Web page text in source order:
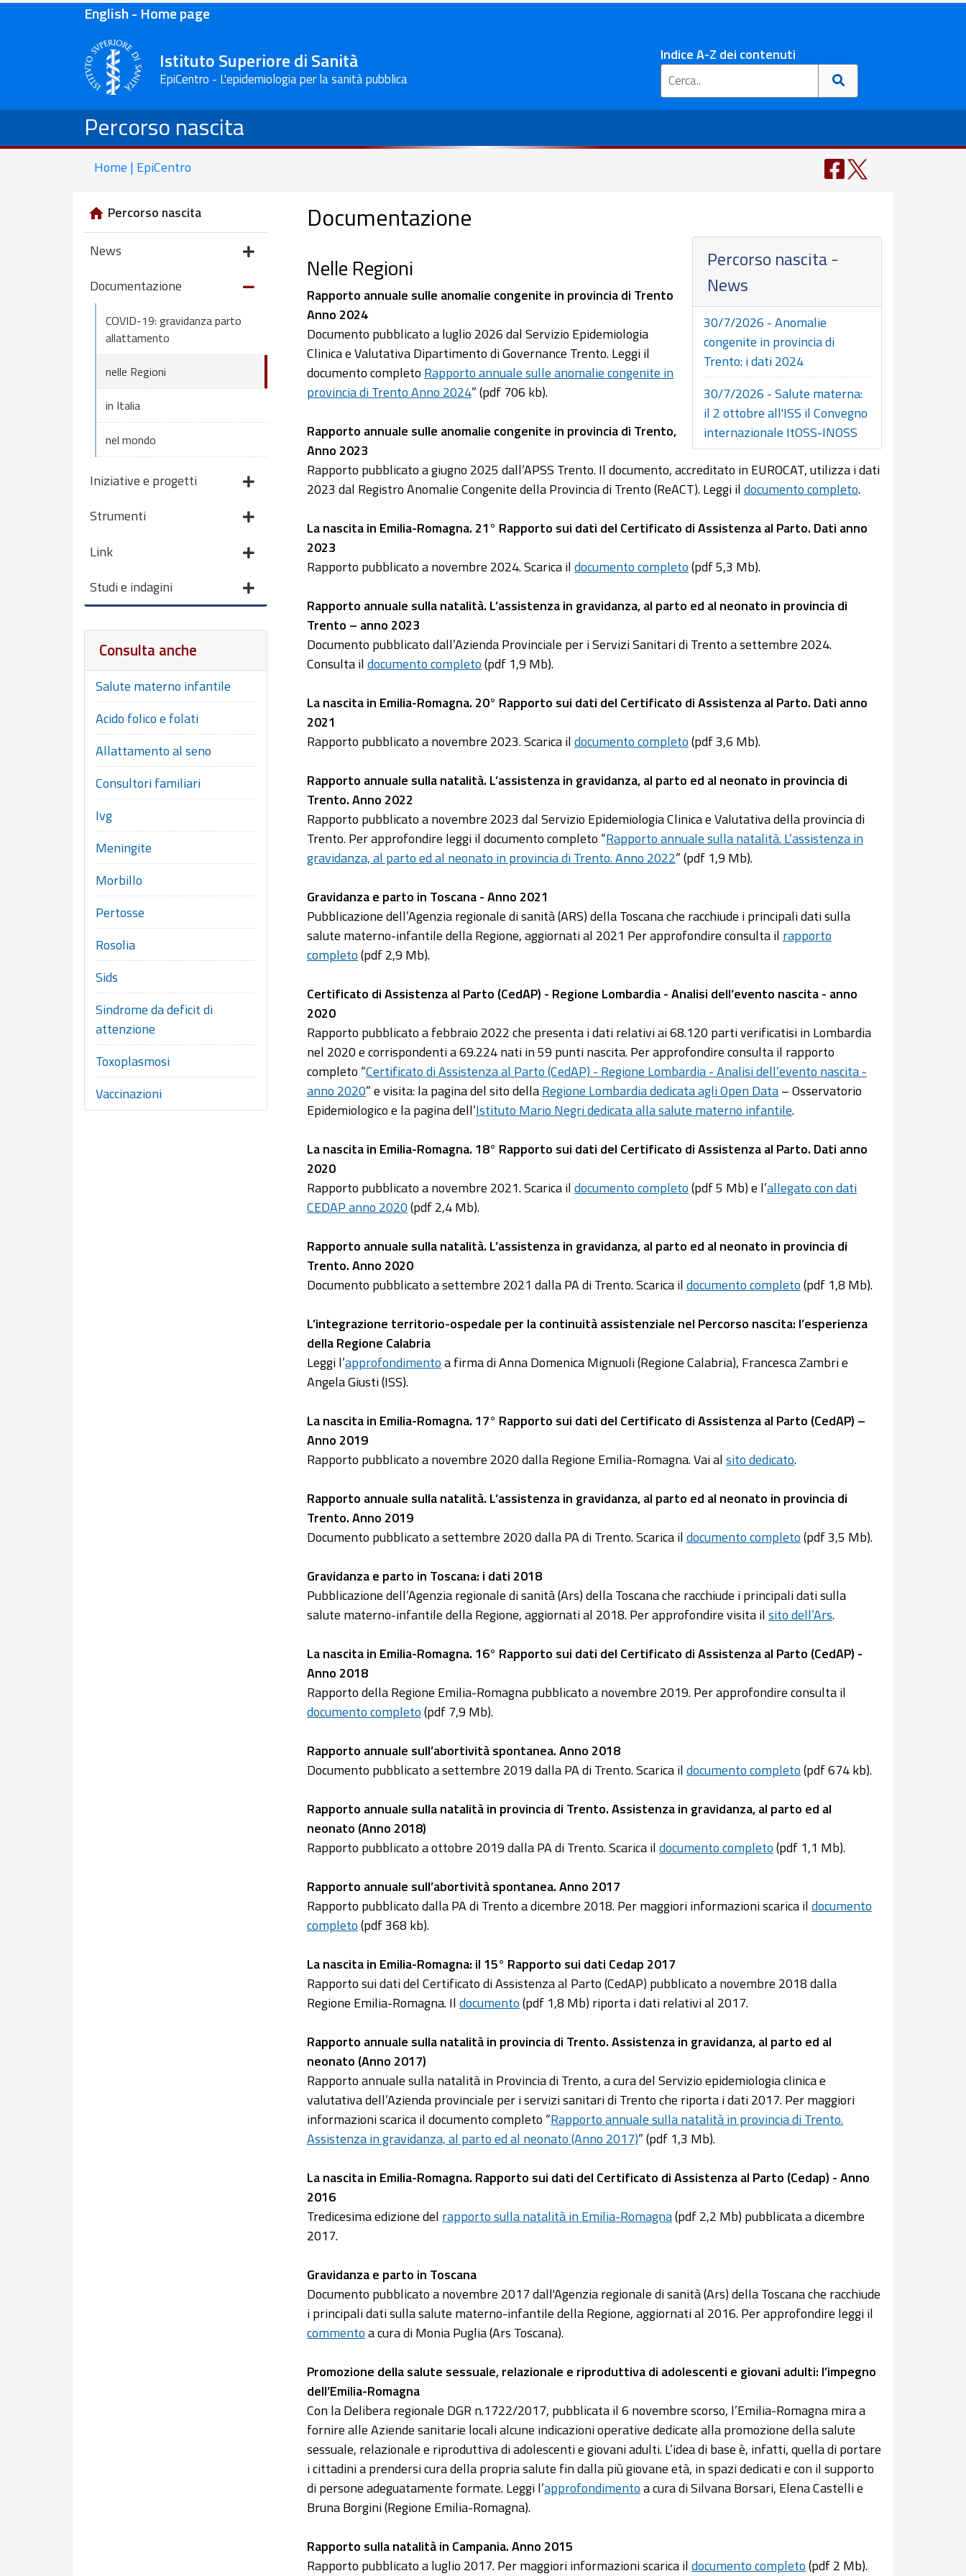
English - Home page
Istituto Superiore di Sanità
EpiCentro - L'epidemiologia per la sanità pubblica
Indice A-Z dei contenuti
Percorso nascita
Home | EpiCentro
Percorso nascita
News
Documentazione
COVID-19: gravidanza parto
allattamento
nelle Regioni
in Italia
nel mondo
Iniziative e progetti
Strumenti
Link
Studi e indagini
Consulta anche
Salute materno infantile
Acido folico e folati
Allattamento al seno
Consultori familiari
Ivg
Meningite
Morbillo
Pertosse
Rosolia
Sids
Sindrome da deficit di
attenzione
Toxoplasmosi
Vaccinazioni
Documentazione
Percorso nascita -
News
30/7/2026 - Anomalie
congenite in provincia di
Trento: i dati 2024
30/7/2026 - Salute materna:
il 2 ottobre all'ISS il Convegno
internazionale ItOSS-INOSS
Nelle Regioni
Rapporto annuale sulle anomalie congenite in provincia di Trento
Anno 2024
Documento pubblicato a luglio 2026 dal Servizio Epidemiologia
Clinica e Valutativa Dipartimento di Governance Trento. Leggi il
documento completo Rapporto annuale sulle anomalie congenite in
provincia di Trento Anno 2024” (pdf 706 kb).
Rapporto annuale sulle anomalie congenite in provincia di Trento,
Anno 2023
Rapporto pubblicato a giugno 2025 dall’APSS Trento. Il documento, accreditato in EUROCAT, utilizza i dati
2023 dal Registro Anomalie Congenite della Provincia di Trento (ReACT). Leggi ildocumento completo.
La nascita in Emilia-Romagna. 21° Rapporto sui dati del Certificato di Assistenza al Parto. Dati anno
2023
Rapporto pubblicato a novembre 2024. Scarica ildocumento completo(pdf 5,3 Mb).
Rapporto annuale sulla natalità. L’assistenza in gravidanza, al parto ed al neonato in provincia di
Trento – anno 2023
Documento pubblicato dall’Azienda Provinciale per i Servizi Sanitari di Trento a settembre 2024.
Consulta ildocumento completo(pdf 1,9 Mb).
La nascita in Emilia-Romagna. 20° Rapporto sui dati del Certificato di Assistenza al Parto. Dati anno
2021
Rapporto pubblicato a novembre 2023. Scarica ildocumento completo(pdf 3,6 Mb).
Rapporto annuale sulla natalità. L’assistenza in gravidanza, al parto ed al neonato in provincia di
Trento. Anno 2022
Rapporto pubblicato a novembre 2023 dal Servizio Epidemiologia Clinica e Valutativa della provincia di
Trento. Per approfondire leggi il documento completo “Rapporto annuale sulla natalità. L’assistenza in
gravidanza, al parto ed al neonato in provincia di Trento. Anno 2022” (pdf 1,9 Mb).
Gravidanza e parto in Toscana - Anno 2021
Pubblicazione dell’Agenzia regionale di sanità (ARS) della Toscana che racchiude i principali dati sulla
salute materno-infantile della Regione, aggiornati al 2021 Per approfondire consulta il rapporto
completo(pdf 2,9 Mb).
Certificato di Assistenza al Parto (CedAP) - Regione Lombardia - Analisi dell’evento nascita - anno
2020
Rapporto pubblicato a febbraio 2022 che presenta i dati relativi ai 68.120 parti verificatisi in Lombardia
nel 2020 e corrispondenti a 69.224 nati in 59 punti nascita. Per approfondire consulta il rapporto
completo “Certificato di Assistenza al Parto (CedAP) - Regione Lombardia - Analisi dell’evento nascita -
anno 2020” e visita: la pagina del sito dellaRegione Lombardia dedicata agli Open Data– Osservatorio
Epidemiologico e la pagina dell’Istituto Mario Negri dedicata alla salute materno infantile.
La nascita in Emilia-Romagna. 18° Rapporto sui dati del Certificato di Assistenza al Parto. Dati anno
2020
Rapporto pubblicato a novembre 2021. Scarica ildocumento completo(pdf 5 Mb) e l’allegato con dati
CEDAP anno 2020(pdf 2,4 Mb).
Rapporto annuale sulla natalità. L’assistenza in gravidanza, al parto ed al neonato in provincia di
Trento. Anno 2020
Documento pubblicato a settembre 2021 dalla PA di Trento. Scarica ildocumento completo(pdf 1,8 Mb).
L’integrazione territorio-ospedale per la continuità assistenziale nel Percorso nascita: l’esperienza
della Regione Calabria
Leggi l’approfondimentoa firma di Anna Domenica Mignuoli (Regione Calabria), Francesca Zambri e
Angela Giusti (ISS).
La nascita in Emilia-Romagna. 17° Rapporto sui dati del Certificato di Assistenza al Parto (CedAP) –
Anno 2019
Rapporto pubblicato a novembre 2020 dalla Regione Emilia-Romagna. Vai alsito dedicato.
Rapporto annuale sulla natalità. L’assistenza in gravidanza, al parto ed al neonato in provincia di
Trento. Anno 2019
Documento pubblicato a settembre 2020 dalla PA di Trento. Scarica ildocumento completo(pdf 3,5 Mb).
Gravidanza e parto in Toscana: i dati 2018
Pubblicazione dell’Agenzia regionale di sanità (Ars) della Toscana che racchiude i principali dati sulla
salute materno-infantile della Regione, aggiornati al 2018. Per approfondire visita ilsito dell’Ars.
La nascita in Emilia-Romagna. 16° Rapporto sui dati del Certificato di Assistenza al Parto (CedAP) -
Anno 2018
Rapporto della Regione Emilia-Romagna pubblicato a novembre 2019. Per approfondire consulta il
documento completo(pdf 7,9 Mb).
Rapporto annuale sull’abortività spontanea. Anno 2018
Documento pubblicato a settembre 2019 dalla PA di Trento. Scarica ildocumento completo(pdf 674 kb).
Rapporto annuale sulla natalità in provincia di Trento. Assistenza in gravidanza, al parto ed al
neonato (Anno 2018)
Rapporto pubblicato a ottobre 2019 dalla PA di Trento. Scarica ildocumento completo(pdf 1,1 Mb).
Rapporto annuale sull’abortività spontanea. Anno 2017
Rapporto pubblicato dalla PA di Trento a dicembre 2018. Per maggiori informazioni scarica ildocumento
completo(pdf 368 kb).
La nascita in Emilia-Romagna: il 15° Rapporto sui dati Cedap 2017
Rapporto sui dati del Certificato di Assistenza al Parto (CedAP) pubblicato a novembre 2018 dalla
Regione Emilia-Romagna. Ildocumento(pdf 1,8 Mb) riporta i dati relativi al 2017.
Rapporto annuale sulla natalità in provincia di Trento. Assistenza in gravidanza, al parto ed al
neonato (Anno 2017)
Rapporto annuale sulla natalità in Provincia di Trento, a cura del Servizio epidemiologia clinica e
valutativa dell’Azienda provinciale per i servizi sanitari di Trento che riporta i dati 2017. Per maggiori
informazioni scarica il documento completo “Rapporto annuale sulla natalità in provincia di Trento.
Assistenza in gravidanza, al parto ed al neonato (Anno 2017)” (pdf 1,3 Mb).
La nascita in Emilia-Romagna. Rapporto sui dati del Certificato di Assistenza al Parto (Cedap) - Anno
2016
Tredicesima edizione del rapporto sulla natalità in Emilia-Romagna(pdf 2,2 Mb) pubblicata a dicembre
2017.
Gravidanza e parto in Toscana
Documento pubblicato a novembre 2017 dall'Agenzia regionale di sanità (Ars) della Toscana che racchiude
i principali dati sulla salute materno-infantile della Regione, aggiornati al 2016. Per approfondire leggi il
commentoa cura di Monia Puglia (Ars Toscana).
Promozione della salute sessuale, relazionale e riproduttiva di adolescenti e giovani adulti: l’impegno
dell’Emilia-Romagna
Con la Delibera regionale DGR n.1722/2017, pubblicata il 6 novembre scorso, l’Emilia-Romagna mira a
fornire alle Aziende sanitarie locali alcune indicazioni operative dedicate alla promozione della salute
sessuale, relazionale e riproduttiva di adolescenti e giovani adulti. L’idea di base è, infatti, quella di portare
i cittadini a prendersi cura della propria salute fin dalla più giovane età, in spazi dedicati e con il supporto
di persone adeguatamente formate. Leggi l’approfondimentoa cura di Silvana Borsari, Elena Castelli e
Bruna Borgini (Regione Emilia-Romagna).
Rapporto sulla natalità in Campania. Anno 2015
Rapporto pubblicato a luglio 2017. Per maggiori informazioni scarica ildocumento completo(pdf 2 Mb).